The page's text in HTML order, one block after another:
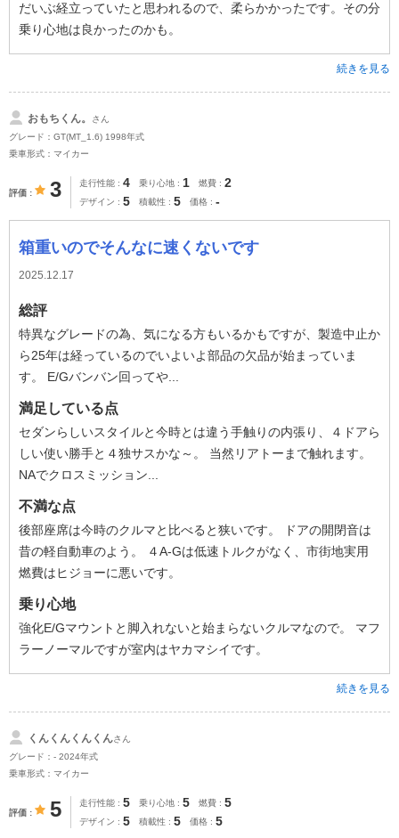
だいぶ経立っていたと思われるので、柔らかかったです。その分
乗り心地は良かったのかも。
続きを見る
おもちくん。
さん
グレード：GT(MT_1.6) 1998年式
乗車形式：マイカー
評価 3 走行性能 4 乗り心地 1 燃費 2
デザイン 5 積載性 5 価格 -
箱重いのでそんなに速くないです
2025.12.17
総評
特異なグレードの為、気になる方もいるかもですが、製造中止か
ら25年は経っているのでいよいよ部品の欠品が始まっていま
す。 E/Gバンバン回ってや...
満足している点
セダンらしいスタイルと今時とは違う手触りの内張り、４ドアら
しい使い勝手と４独サスかな～。 当然リアトーまで触れます。
NAでクロスミッション...
不満な点
後部座席は今時のクルマと比べると狭いです。 ドアの開閉音は
昔の軽自動車のよう。 ４A-Gは低速トルクがなく、市街地実用
燃費はヒジョーに悪いです。
乗り心地
強化E/Gマウントと脚入れないと始まらないクルマなので。 マフ
ラーノーマルですが室内はヤカマシイです。
続きを見る
くんくんくんくんさん
グレード：- 2024年式
乗車形式：マイカー
評価 5 走行性能 5 乗り心地 5 燃費 5
デザイン 5 積載性 5 価格 5